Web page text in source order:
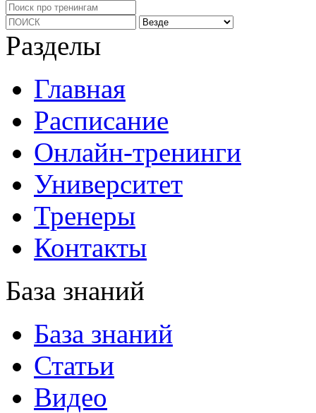
Разделы
Главная
Расписание
Онлайн-тренинги
Университет
Тренеры
Контакты
База знаний
База знаний
Статьи
Видео